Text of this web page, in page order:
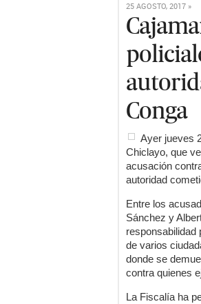
25 AGOSTO, 2017 »
Conga
Ayer jueves
Chiclayo, que
acusación
autoridad
Entre los
Sánchez y
responsabilidad
de varios
donde se
contra quienes
La Fiscalía ha